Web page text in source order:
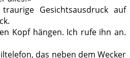
Gesichtsausdruck auf
Kopf hängen. Ich rufe ihn an.
das neben dem Wecker